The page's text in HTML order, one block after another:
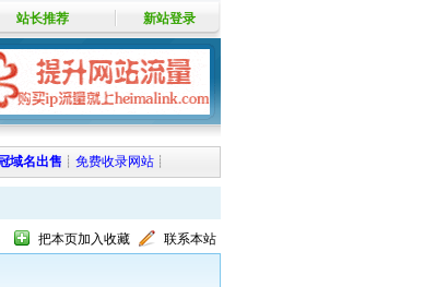
站长推荐 新站登录
域名出售 ┊ 免费收录网站 ┊
把本页加入收藏 联系本站